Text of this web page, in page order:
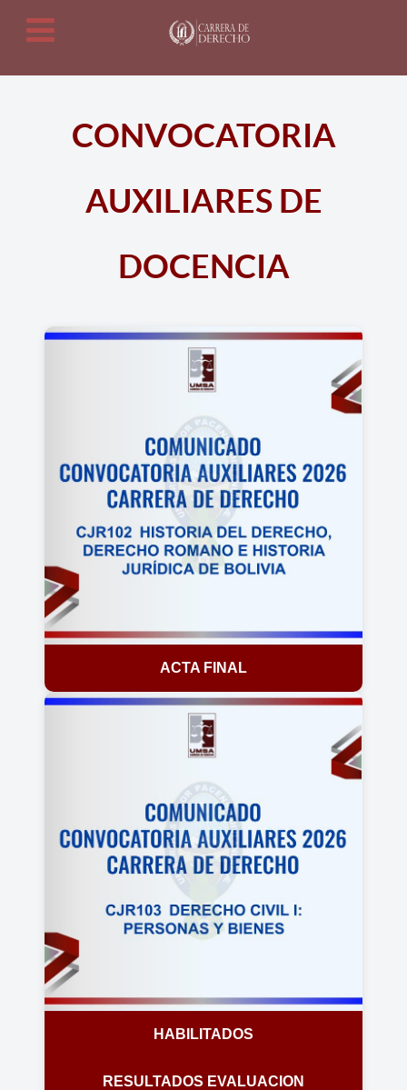
CONVOCATORIA
AUXILIARES DE
DOCENCIA
ACTA FINAL
HABILITADOS
RESULTADOS EVALUACION